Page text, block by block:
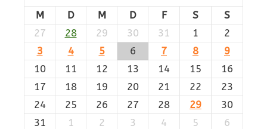
M D M D F S
S
27
28 29 30 31 1
2
3
4 5 6 7 8
9
10
11 12 13 14 15
16
17
18 19 20 21 22
23
24
25 26 27 28 29
30
31
1 2 3 4 5 6